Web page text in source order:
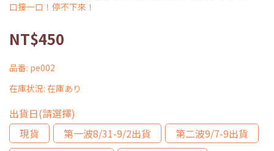
口接一口！停不下來！
NT$450
品番: pe002
在庫状況: 在庫あり
出貨日(請選擇)
現貨
第一波8/31-9/2出貨
第二波9/7-9出貨